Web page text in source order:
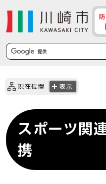
現在位置 表示
スポーツ関
携